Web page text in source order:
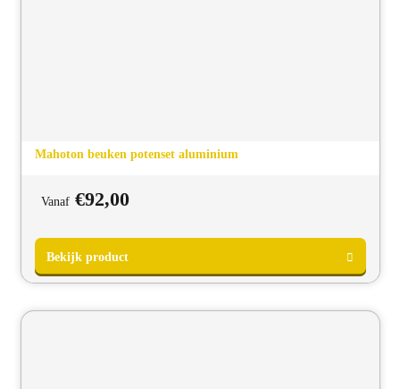
Bekijk product
Mahoton beuken potenset aluminium
Vanaf €92,00